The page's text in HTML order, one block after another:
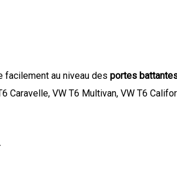
facilement au niveau des portes
Caravelle, VW T6 Multivan, VW T6